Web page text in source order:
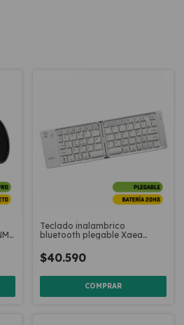
Teclado inalambrico
bluetooth plegable Xaea
$40.590
COMPRAR